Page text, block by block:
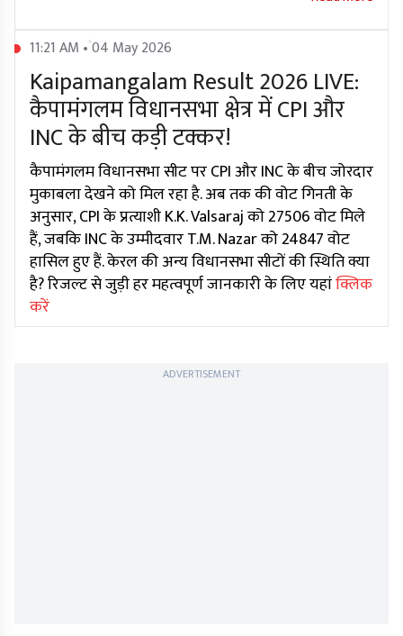
11:21 AM • 04 May 2026
Kaipamangalam Result 2026 LIVE:
कैपामंगलम विधानसभा क्षेत्र में CPI और
INC के बीच कड़ी टक्कर!
कैपामंगलम विधानसभा सीट पर CPI और INC के बीच जोरदार
मुकाबला देखने को मिल रहा है. अब तक की वोट गिनती के
अनुसार, CPI के प्रत्याशी K.K. Valsaraj को 27506 वोट मिले
हैं, जबकि INC के उम्मीदवार T.M. Nazar को 24847 वोट
हासिल हुए हैं. केरल की अन्य विधानसभा सीटों की स्थिति क्या
है? रिजल्ट से जुड़ी हर महत्वपूर्ण जानकारी के लिए यहांक्लिक
करें
ADVERTISEMENT